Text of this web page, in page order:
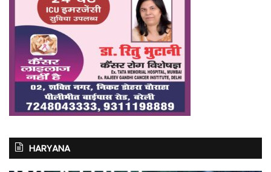
HARYANA